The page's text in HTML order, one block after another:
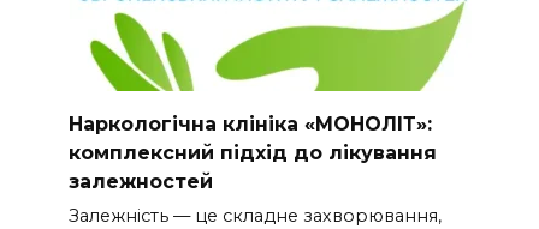
Наркологічна клініка «МОНОЛІТ»:
комплексний підхід до лікування
залежностей
Залежність — це складне захворювання,